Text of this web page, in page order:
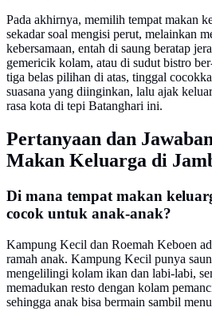
Pada akhirnya, memilih tempat makan
sekadar soal mengisi perut, melainkan
kebersamaan, entah di saung beratap
gemericik kolam, atau di sudut bistro
tiga belas pilihan di atas, tinggal
suasana yang diinginkan, lalu ajak
rasa kota di tepi Batanghari ini.
Pertanyaan dan
Makan Keluarga di
Di mana tempat makan
cocok untuk anak-anak?
Kampung Kecil dan Roemah Keboen
ramah anak. Kampung Kecil punya
mengelilingi kolam ikan dan labi-labi,
memadukan resto dengan kolam
sehingga anak bisa bermain sambil